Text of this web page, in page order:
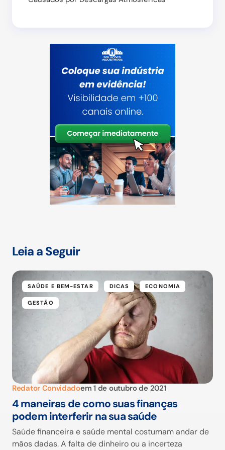
Leia a Seguir
SAÚDE E BEM-ESTAR DICAS ECONOMIA
GESTÃO
Redator Convidadoem 1 de outubro de 2021
4 maneiras de como suas finanças
podem interferir na sua saúde
Saúde financeira e saúde mental costumam andar de
mãos dadas. A falta de dinheiro ou a incerteza